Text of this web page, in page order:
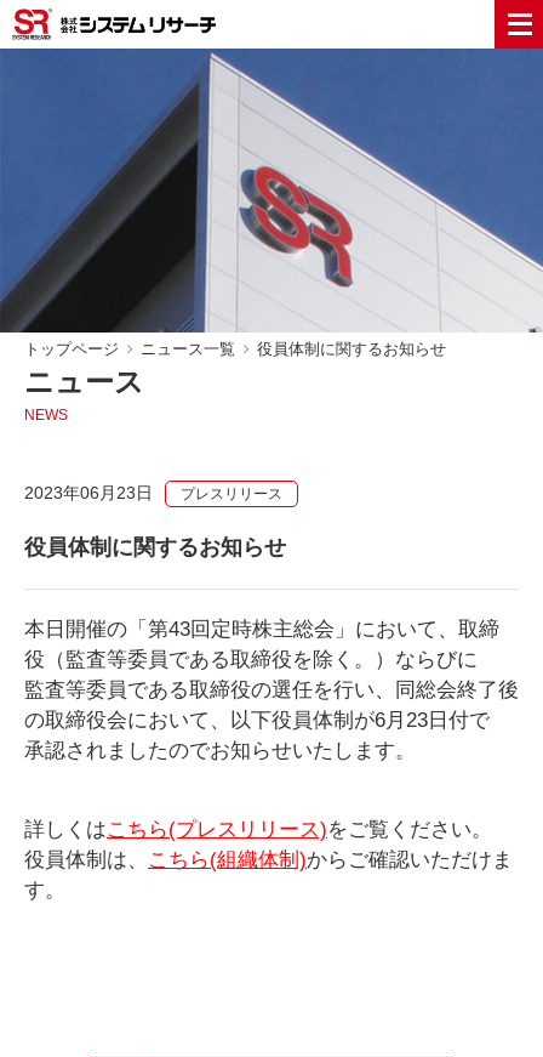
トップページ ニュース一覧 役員体制に関するお知らせ
ニュース
NEWS
2023年06月23日 プレスリリース
役員体制に関するお知らせ
本日開催の「第43回定時株主総会」において、取締
役（監査等委員である取締役を除く。）ならびに
監査等委員である取締役の選任を行い、同総会終了後
の取締役会において、以下役員体制が6月23日付で
承認されましたのでお知らせいたします。
詳しくはこちら(プレスリリース)をご覧ください。
役員体制は、
こちら(組織体制)からご確認いただけま
す。